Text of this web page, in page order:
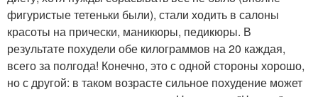
фигуристые тетеньки были), стали ходить в салоны
красоты на прически, маникюры, педикюры. В
результате похудели обе килограммов на 20 каждая,
всего за полгода! Конечно, это с одной стороны хорошо,
но с другой: в таком возрасте сильное похудение может